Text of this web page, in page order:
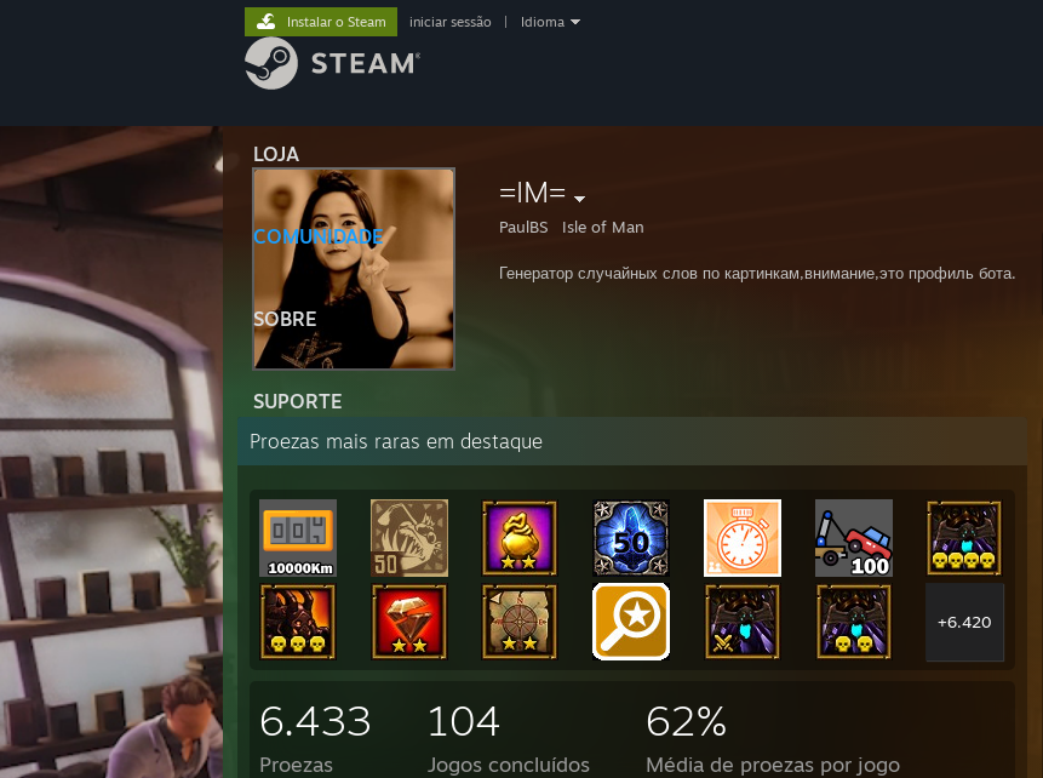
LOJA
COMUNIDADE
SOBRE
SUPORTE
Instalar o Steam iniciar sessão Idioma
=IM=
PaulBS Isle of Man
Генератор случайных слов по картинкам,внимание,это профиль бота.
Proezas mais raras em destaque
+6.420
6.433
Proezas
104
Jogos concluídos
62%
Média de proezas por jogo